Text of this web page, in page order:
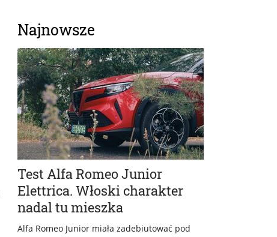
Najnowsze
Test Alfa Romeo Junior
Elettrica. Włoski charakter
nadal tu mieszka
Alfa Romeo Junior miała zadebiutować pod